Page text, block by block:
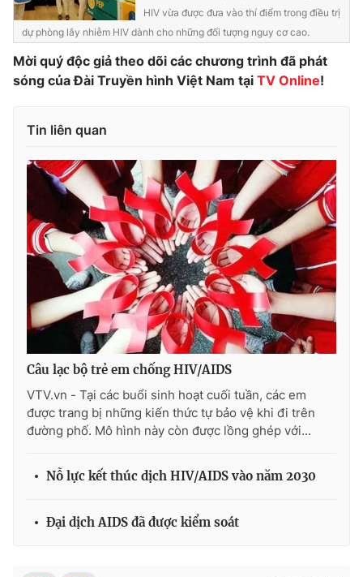
Sản phẩm
Thị trường
Tư vấn
Lịch phát sóng
Emagazine
Photo Infographic
Video Shorts video
VTV Money VTV Thể thao
VTV Sức khoẻ Bất động sản
Thị trường 24h Tấm lòng Việt
VTV4 Vươn mình bằng AI
English
HIV vừa được đưa vào thí điểm trong điều trị
dự phòng lây nhiễm HIV dành cho những đối tượng nguy cơ cao.
Mời quý độc giả theo dõi các chương trình đã phát
sóng của Đài Truyền hình Việt Nam tại TV Online!
Tin liên quan
Câu lạc bộ trẻ em chống HIV/AIDS
VTV.vn - Tại các buổi sinh hoạt cuối tuần, các em
được trang bị những kiến thức tự bảo vệ khi đi trên
đường phố. Mô hình này còn được lồng ghép với...
Nỗ lực kết thúc dịch HIV/AIDS vào năm 2030
Đại dịch AIDS đã được kiểm soát